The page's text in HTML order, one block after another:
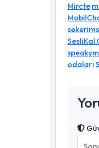
Mircte
odaları